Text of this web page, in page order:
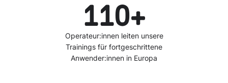
110+
Operateur:innen leiten unsere
Trainings für fortgeschrittene
Anwender:innen in Europa